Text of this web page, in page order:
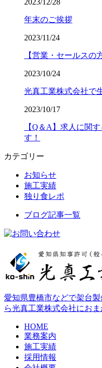
2023/12/28
年末のご挨拶
2023/11/24
【営業・セールスの
2023/10/24
光真工業株式会社で
2023/10/17
【Q＆A】求人に関
す！
カテゴリー
お知らせ
施工実績
独り食レポ
ブログ記事一覧
愛知県豊橋市などで架台
ら光真工業株式会社にお
HOME
業務案内
施工実績
採用情報